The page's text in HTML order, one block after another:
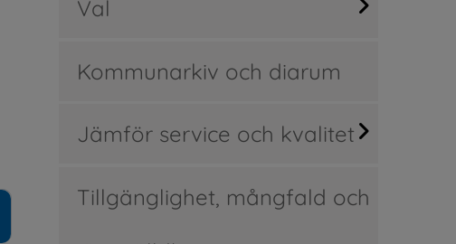
Val
Kommunarkiv och diarum
Jämför service och kvalitet
Tillgänglighet, mångfald och